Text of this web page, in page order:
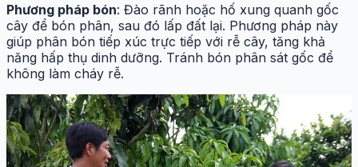
Phương pháp bón: Đào rãnh hoặc hố xung quanh gốc
cây để bón phân, sau đó lấp đất lại. Phương pháp này
giúp phân bón tiếp xúc trực tiếp với rễ cây, tăng khả
năng hấp thụ dinh dưỡng. Tránh bón phân sát gốc để
không làm cháy rễ.